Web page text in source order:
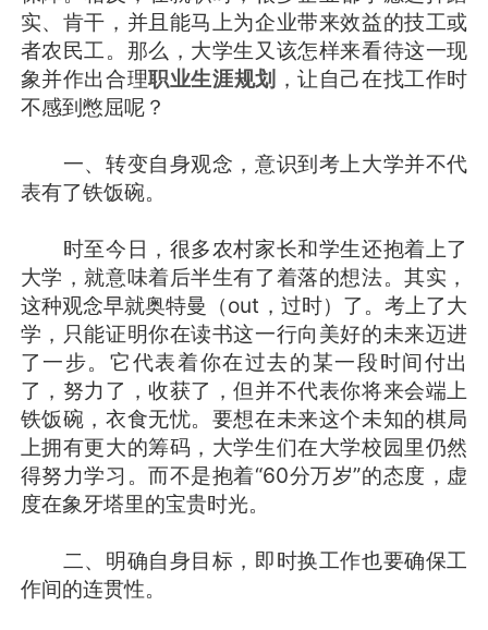
实、肯干，并且能马上为企业带来效益的技工或
者农民工。那么，大学生又该怎样来看待这一现
象并作出合理职业生涯规划 ，让自己在找工作时
不感到憋屈呢？
一、转变自身观念，意识到考上大学并不代
表有了铁饭碗。
时至今日，很多农村家长和学生还抱着上了
大学，就意味着后半生有了着落的想法。其实，
这种观念早就奥特曼（out，过时）了。考上了大
学，只能证明你在读书这一行向美好的未来迈进
了一步。它代表着你在过去的某一段时间付出
了，努力了，收获了，但并不代表你将来会端上
铁饭碗，衣食无忧。要想在未来这个未知的棋局
上拥有更大的筹码，大学生们在大学校园里仍然
得努力学习。而不是抱着“60分万岁”的态度，虚
度在象牙塔里的宝贵时光。
二、明确自身目标，即时换工作也要确保工
作间的连贯性。